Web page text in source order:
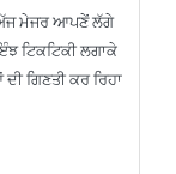
ਮੇਜਰ ਆਪਣੇਂ ਲੱਗੇ
ਟਿਕਟਿਕੀ ਲਗਾਕੇ
ਗਿਣਤੀ ਕਰ ਰਿਹਾ